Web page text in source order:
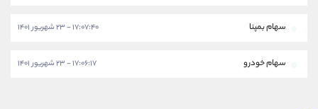
سهام بمپنا ۱۷:۰۷:۴۰ - ۲۳ شهریور ۱۴۰۱
سهام خودرو ۱۷:۰۶:۱۷ - ۲۳ شهریور ۱۴۰۱